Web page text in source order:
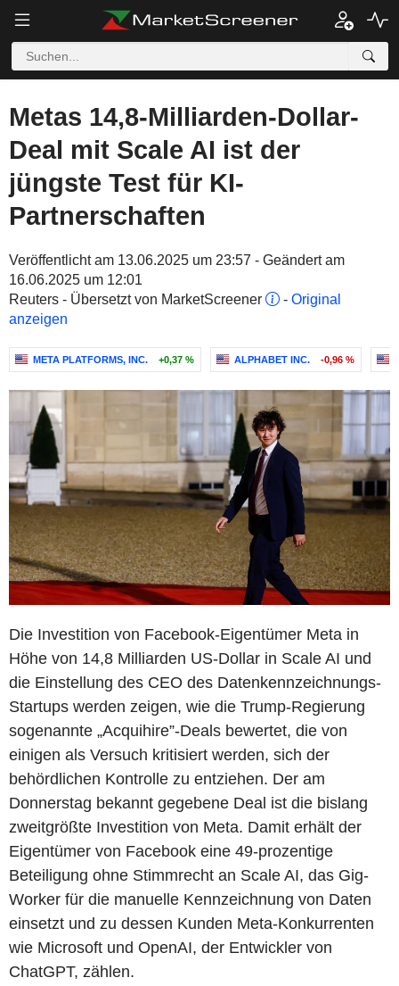
Metas 14,8-Milliarden-Dollar-
Deal mit Scale AI ist der
jüngste Test für KI-
Partnerschaften
Veröffentlicht am 13.06.2025 um 23:57 - Geändert am
16.06.2025 um 12:01
Reuters - Übersetzt von MarketScreener
- Original
anzeigen
META PLATFORMS, INC. +0,37 % ALPHABET INC. -0,96 %
Die Investition von Facebook-Eigentümer Meta in
Höhe von 14,8 Milliarden US-Dollar in Scale AI und
die Einstellung des CEO des Datenkennzeichnungs-
Startups werden zeigen, wie die Trump-Regierung
sogenannte „Acquihire”-Deals bewertet, die von
einigen als Versuch kritisiert werden, sich der
behördlichen Kontrolle zu entziehen. Der am
Donnerstag bekannt gegebene Deal ist die bislang
zweitgrößte Investition von Meta. Damit erhält der
Eigentümer von Facebook eine 49-prozentige
Beteiligung ohne Stimmrecht an Scale AI, das Gig-
Worker für die manuelle Kennzeichnung von Daten
einsetzt und zu dessen Kunden Meta-Konkurrenten
wie Microsoft und OpenAI, der Entwickler von
ChatGPT, zählen.